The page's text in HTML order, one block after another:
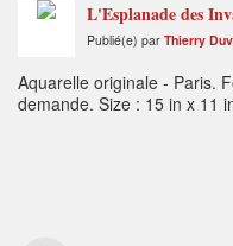
L'Esplanade des
Publié(e) par Thierry
Aquarelle originale - Paris.
demande. Size : 15 in x 11